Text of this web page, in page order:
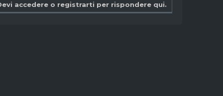
accedere o registrarti per rispondere qui.